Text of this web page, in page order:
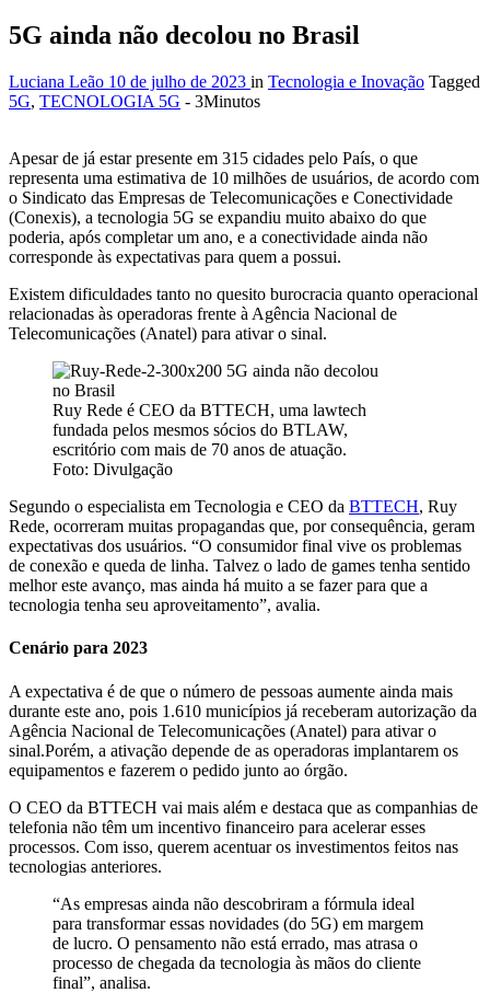
5G ainda não decolou no Brasil
Luciana Leão 10 de julho de 2023 in Tecnologia e Inovação Tagged
5G, TECNOLOGIA 5G - 3Minutos
Apesar de já estar presente em 315 cidades pelo País, o que
representa uma estimativa de 10 milhões de usuários, de acordo com
o Sindicato das Empresas de Telecomunicações e Conectividade
(Conexis), a tecnologia 5G se expandiu muito abaixo do que
poderia, após completar um ano, e a conectividade ainda não
corresponde às expectativas para quem a possui.
Existem dificuldades tanto no quesito burocracia quanto operacional
relacionadas às operadoras frente à Agência Nacional de
Telecomunicações (Anatel) para ativar o sinal.
Ruy Rede é CEO da BTTECH, uma lawtech
fundada pelos mesmos sócios do BTLAW,
escritório com mais de 70 anos de atuação.
Foto: Divulgação
Segundo o especialista em Tecnologia e CEO da BTTECH, Ruy
Rede, ocorreram muitas propagandas que, por consequência, geram
expectativas dos usuários. “O consumidor final vive os problemas
de conexão e queda de linha. Talvez o lado de games tenha sentido
melhor este avanço, mas ainda há muito a se fazer para que a
tecnologia tenha seu aproveitamento”, avalia.
Cenário para 2023
A expectativa é de que o número de pessoas aumente ainda mais
durante este ano, pois 1.610 municípios já receberam autorização da
Agência Nacional de Telecomunicações (Anatel) para ativar o
sinal.Porém, a ativação depende de as operadoras implantarem os
equipamentos e fazerem o pedido junto ao órgão.
O CEO da BTTECH vai mais além e destaca que as companhias de
telefonia não têm um incentivo financeiro para acelerar esses
processos. Com isso, querem acentuar os investimentos feitos nas
tecnologias anteriores.
“As empresas ainda não descobriram a fórmula ideal
para transformar essas novidades (do 5G) em margem
de lucro. O pensamento não está errado, mas atrasa o
processo de chegada da tecnologia às mãos do cliente
final”, analisa.